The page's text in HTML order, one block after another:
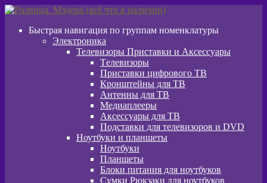
Перейти
навигации
Перейти
содержимому
Быстрая навигация по группам номенклатуры
Электроника
Телевизоры Приставки и Аксессуары
Tелевизоры
Приставки цифрового ТВ
Кронштейны для ТВ
Антенны для ТВ
Медиаплееры
Аксессуары для ТВ
Подставки для телевизоров и DVD
Ноутбуки и планшеты
Ноутбуки
Планшеты
Блоки питания для ноутбуков
Сумки Рюкзаки для ноутбуков